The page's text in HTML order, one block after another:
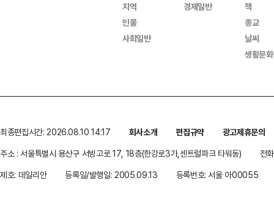
지역
인물
사회일반
경제일반
책
종교
날씨
생활문
최종편집시간: 2026.08.10 14:17 회사소개 편집규약
광고제휴문의
주소 : 서울특별시 용산구 서빙고로 17, 18층(한강로3가,센트럴파크 타워동)
전
제호: 데일리안
등록일/발행일: 2005.09.13 등록번호: 서울 아00055